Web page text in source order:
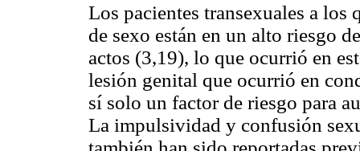
Los pacientes transexuales a los
de sexo están en un alto riesgo
actos (3,19), lo que ocurrió en
lesión genital que ocurrió en
sí solo un factor de riesgo para
La impulsividad y confusión